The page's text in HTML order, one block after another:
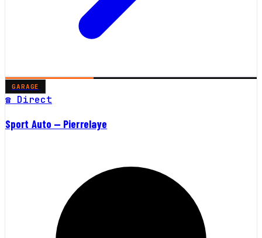
GARAGE
☎ Direct
Sport Auto — Pierrelaye